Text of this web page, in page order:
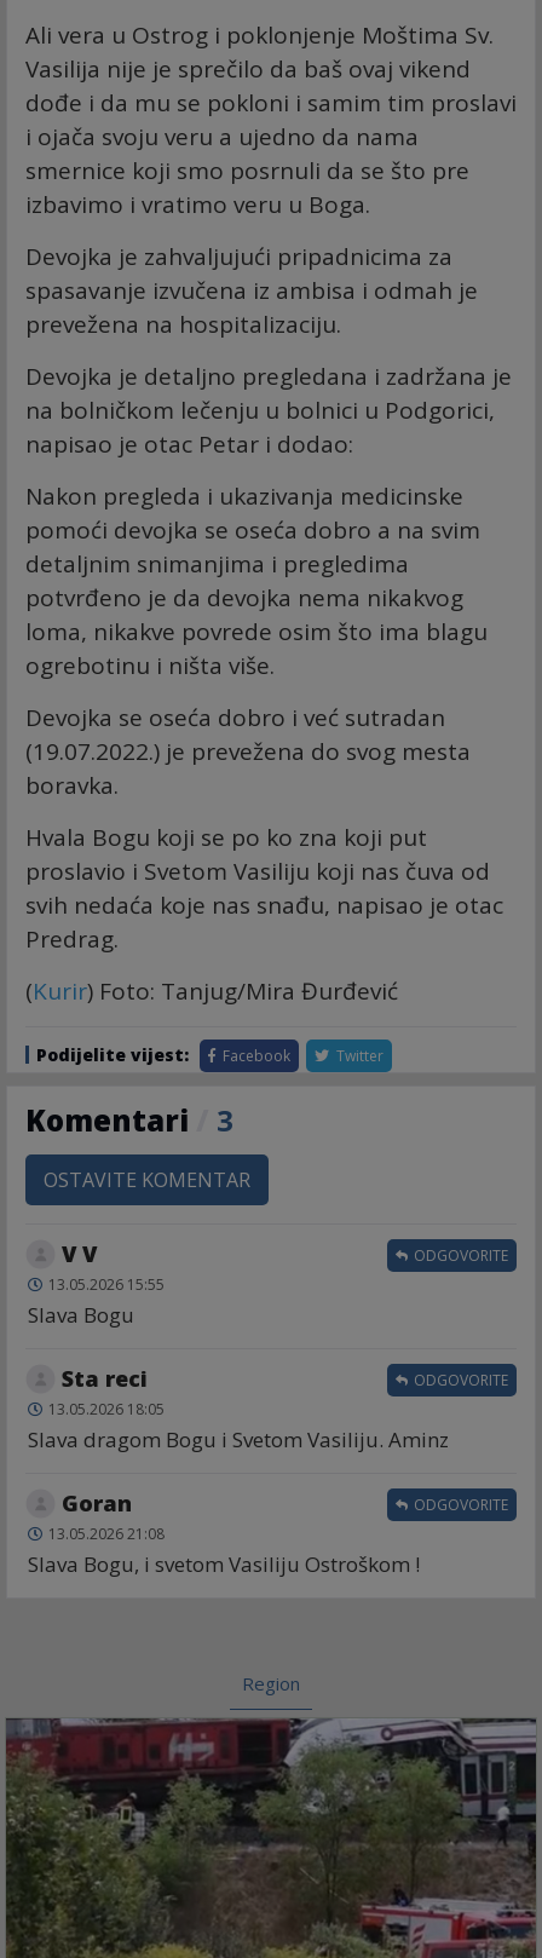
Ali vera u Ostrog i poklonjenje Moštima Sv.
Vasilija nije je sprečilo da baš ovaj vikend
dođe i da mu se pokloni i samim tim proslavi
i ojača svoju veru a ujedno da nama
smernice koji smo posrnuli da se što pre
izbavimo i vratimo veru u Boga.
Devojka je zahvaljujući pripadnicima za
spasavanje izvučena iz ambisa i odmah je
prevežena na hospitalizaciju.
Devojka je detaljno pregledana i zadržana je
na bolničkom lečenju u bolnici u Podgorici,
napisao je otac Petar i dodao:
Nakon pregleda i ukazivanja medicinske
pomoći devojka se oseća dobro a na svim
detaljnim snimanjima i pregledima
potvrđeno je da devojka nema nikakvog
loma, nikakve povrede osim što ima blagu
ogrebotinu i ništa više.
Devojka se oseća dobro i već sutradan
(19.07.2022.) je prevežena do svog mesta
boravka.
Hvala Bogu koji se po ko zna koji put
proslavio i Svetom Vasiliju koji nas čuva od
svih nedaća koje nas snađu, napisao je otac
Predrag.
(Kurir) Foto: Tanjug/Mira Đurđević
Podijelite vijest: Facebook Twitter
Komentari 3
OSTAVITE KOMENTAR
V V
13.05.2026 15:55
Slava Bogu
ODGOVORITE
Sta reci
13.05.2026 18:05
Slava dragom Bogu i Svetom Vasiliju. Aminz
ODGOVORITE
Goran
13.05.2026 21:08
Slava Bogu, i svetom Vasiliju Ostroškom !
ODGOVORITE
Region